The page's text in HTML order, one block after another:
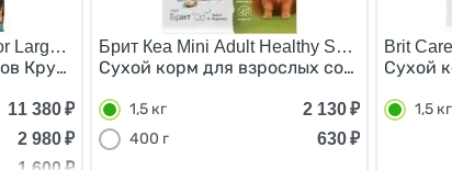
Large Healthy Growth Turkey Lamb/
Крупных пород Индейка Ягненок 12 кг
11 380 ₽
2 980 ₽
Брит Кеа Mini Adult Healthy Skin & Shiny
Сухой корм для взрослых собак Мелких
1,5 кг 2 130₽
400 г
630₽
Brit
Сухой
1,5 кг